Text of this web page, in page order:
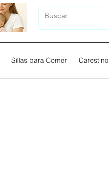
Sillas para Comer Carestino